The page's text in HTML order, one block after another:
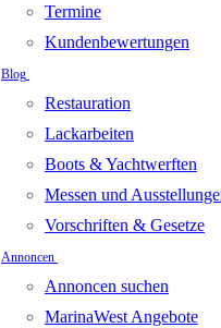
Termine
Kundenbewertungen
Blog
Restauration
Lackarbeiten
Boots & Yachtwerften
Messen und
Vorschriften & Gesetze
Annoncen
Annoncen suchen
MarinaWest Angebote